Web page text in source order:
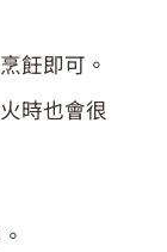
飪即可。
時也會很